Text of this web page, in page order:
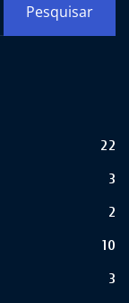
Pesquisar
22
3
2
10
3